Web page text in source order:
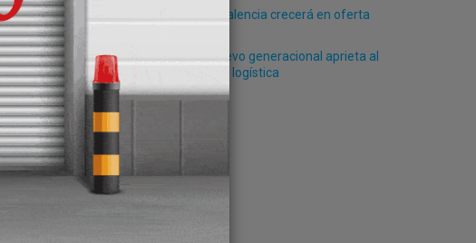
especializado de
transporte y
El Puerto de Valencia crecerá en oferta
La falta de relevo generacional aprieta al
transporte y la logística